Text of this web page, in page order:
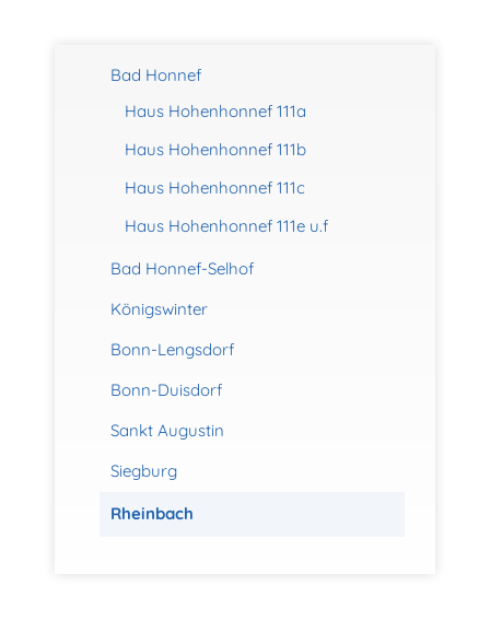
Bad Honnef
Haus Hohenhonnef 111a
Haus Hohenhonnef 111b
Haus Hohenhonnef 111c
Haus Hohenhonnef 111e u.f
Bad Honnef-Selhof
Königswinter
Bonn-Lengsdorf
Bonn-Duisdorf
Sankt Augustin
Siegburg
Rheinbach